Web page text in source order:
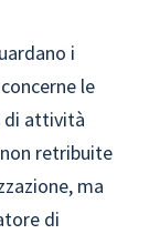
i
le
di attività
retribuite
ma
di